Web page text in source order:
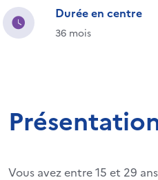
Durée en centre
36 mois
Vous avez entre 15 et 29